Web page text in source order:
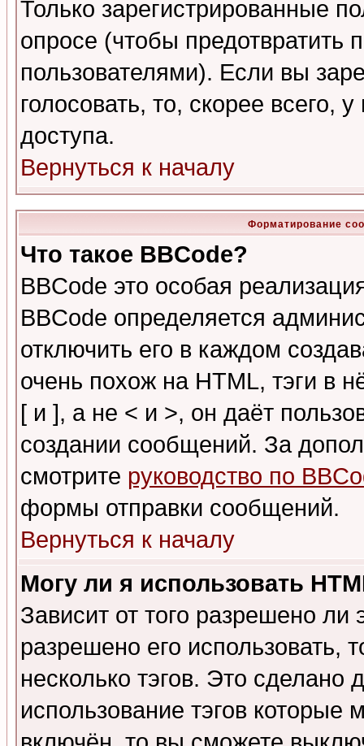
Только зарегистрированные
опросе (чтобы предотвратить
пользователями). Если вы
голосовать, то, скорее всего,
доступа.
Вернуться к началу
Форматирование
Что такое BBCode?
BBCode это особая
BBCode определяется
отключить его в каждом
очень похож на HTML, тэги в
[ и ], а не < и >, он даёт
создании сообщений. За
смотрите руководство по
формы отправки сообщений.
Вернуться к началу
Могу ли я использовать
Зависит от того разрешено
разрешено его использовать,
несколько тэгов. Это сделано
использование тэгов